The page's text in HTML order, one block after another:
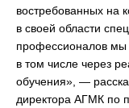
востребованных на
в своей области
профессионалов мы
в том числе через
обучения», —
директора АГМК по